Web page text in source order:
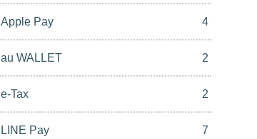
Apple Pay 4
au WALLET 2
e-Tax 2
LINE Pay 7